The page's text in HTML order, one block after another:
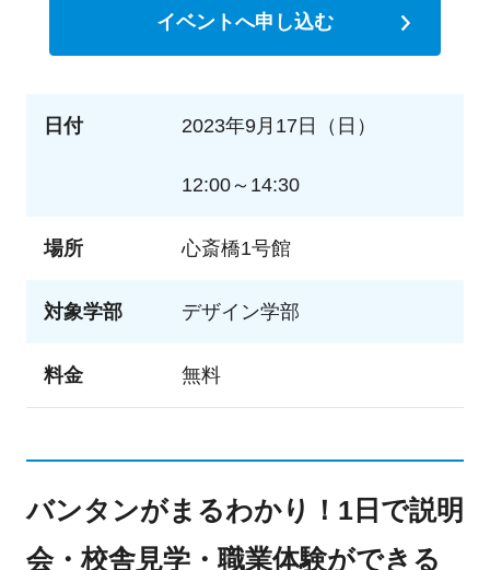
イベントへ申し込む
日付 2023年9月17日（日）
12:00～14:30
場所 心斎橋1号館
対象学部 デザイン学部
料金 無料
バンタンがまるわかり！1日で説明
会・校舎見学・職業体験ができる